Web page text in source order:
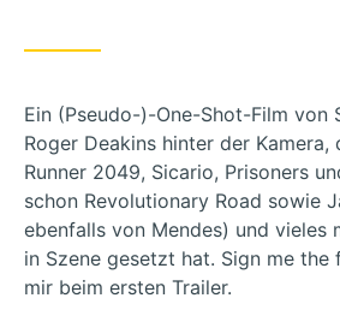
Ein (Pseudo-)-One-Shot-Film von
Roger Deakins hinter der
Runner 2049, Sicario, Prisoners
schon Revolutionary Road sowie
ebenfalls von Mendes) und vieles
in Szene gesetzt hat. Sign me
mir beim ersten Trailer.